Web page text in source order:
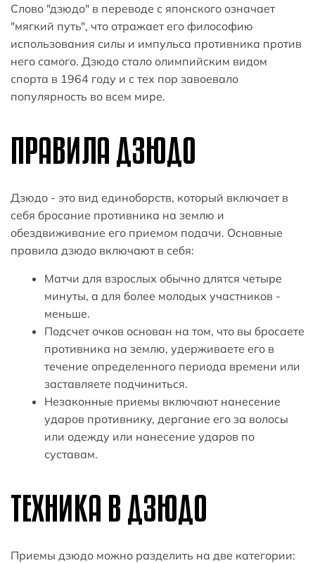
Слово "дзюдо" в переводе с японского означает
"мягкий путь", что отражает его философию
использования силы и импульса противника против
него самого. Дзюдо стало олимпийским видом
спорта в 1964 году и с тех пор завоевало
популярность во всем мире.
ПРАВИЛА ДЗЮДО
Дзюдо - это вид единоборств, который включает в
себя бросание противника на землю и
обездвиживание его приемом подачи. Основные
правила дзюдо включают в себя:
Матчи для взрослых обычно длятся четыре
минуты, а для более молодых участников -
меньше.
Подсчет очков основан на том, что вы бросаете
противника на землю, удерживаете его в
течение определенного периода времени или
заставляете подчиниться.
Незаконные приемы включают нанесение
ударов противнику, дергание его за волосы
или одежду или нанесение ударов по
суставам.
ТЕХНИКА В ДЗЮДО
Приемы дзюдо можно разделить на две категории: